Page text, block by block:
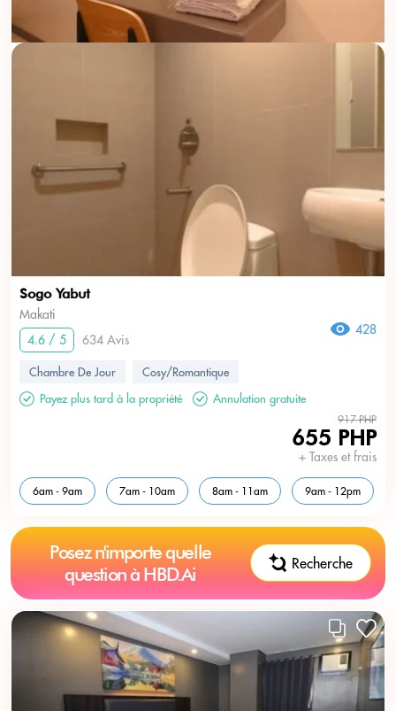
Sogo Yabut
Makati
4.6 / 5
634 Avis
428
Chambre De Jour
Cosy/Romantique
Payez plus tard à la propriété
Annulation gratuite
917 PHP
655 PHP
+ Taxes et frais
6am - 9am 7am - 10am 8am - 11am 9am - 12pm
Posez n'importe quelle
question à HBD.Ai
Recherche